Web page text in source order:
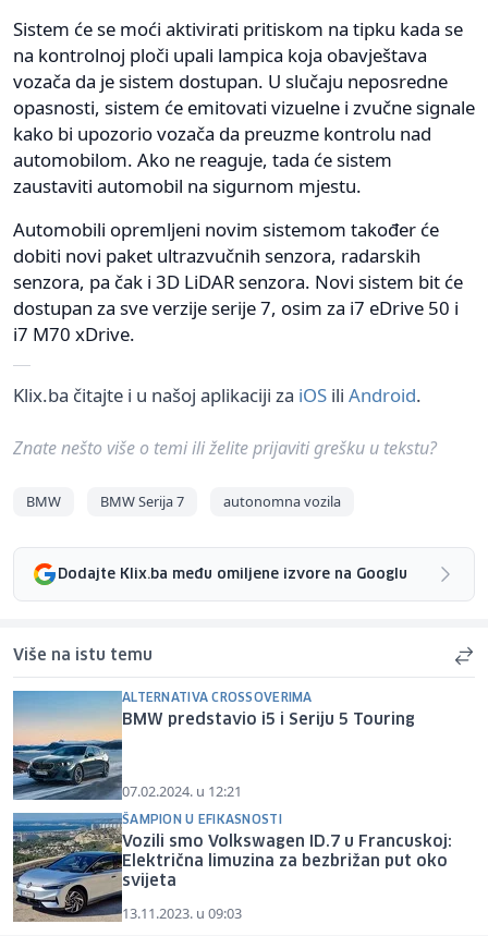
Sistem će se moći aktivirati pritiskom na tipku kada se
na kontrolnoj ploči upali lampica koja obavještava
vozača da je sistem dostupan. U slučaju neposredne
opasnosti, sistem će emitovati vizuelne i zvučne signale
kako bi upozorio vozača da preuzme kontrolu nad
automobilom. Ako ne reaguje, tada će sistem
zaustaviti automobil na sigurnom mjestu.
Automobili opremljeni novim sistemom također će
dobiti novi paket ultrazvučnih senzora, radarskih
senzora, pa čak i 3D LiDAR senzora. Novi sistem bit će
dostupan za sve verzije serije 7, osim za i7 eDrive 50 i
i7 M70 xDrive.
Klix.ba čitajte i u našoj aplikaciji za iOS ili Android.
Znate nešto više o temi ili želite prijaviti grešku u tekstu?
BMW BMW Serija 7 autonomna vozila
Dodajte Klix.ba među omiljene izvore na Googlu
Više na istu temu
ALTERNATIVA CROSSOVERIMA
BMW predstavio i5 i Seriju 5 Touring
07.02.2024. u 12:21
ŠAMPION U EFIKASNOSTI
Vozili smo Volkswagen ID.7 u Francuskoj:
Električna limuzina za bezbrižan put oko
svijeta
13.11.2023. u 09:03